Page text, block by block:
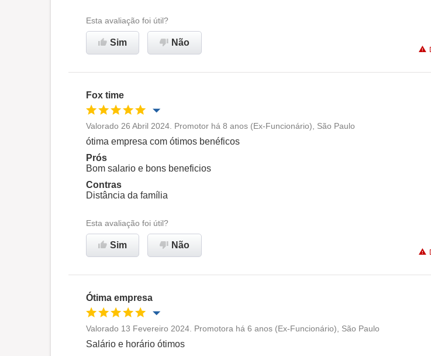
Recomenda esta empresa
Esta avaliação foi útil?
Sim Não
Fox time
Oportunidade de promoção
Ambiente de trabalho
Recomenda esta empresa
Valorado 26 Abril 2024. Promotor há 8 anos (Ex-Funcionário), São Paulo
ótima empresa com ótimos benéficos
Prós
Bom salario e bons beneficios
Contras
Distância da família
Esta avaliação foi útil?
Sim Não
Ótima empresa
Oportunidade de promoção
Valorado 13 Fevereiro 2024. Promotora há 6 anos (Ex-Funcionário), São Paulo
Salário e horário ótimos